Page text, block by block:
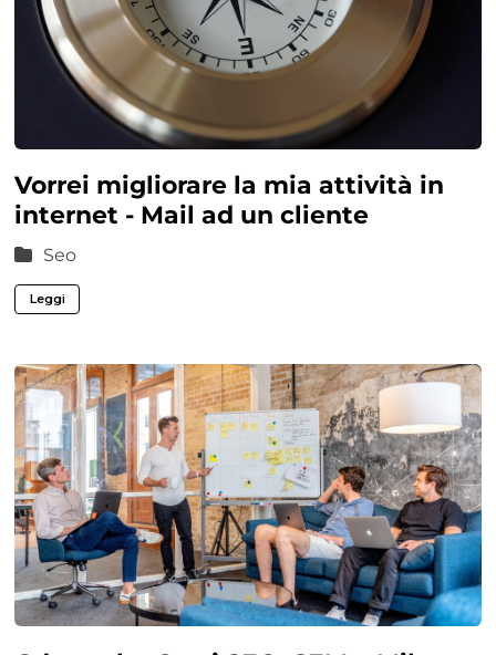
Vorrei migliorare la mia attività in
internet - Mail ad un cliente
Seo
Leggi